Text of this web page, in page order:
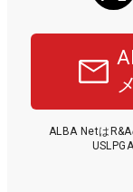
ALBA Netは